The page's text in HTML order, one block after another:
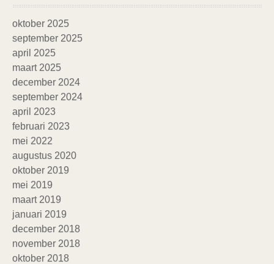
oktober 2025
september 2025
april 2025
maart 2025
december 2024
september 2024
april 2023
februari 2023
mei 2022
augustus 2020
oktober 2019
mei 2019
maart 2019
januari 2019
december 2018
november 2018
oktober 2018